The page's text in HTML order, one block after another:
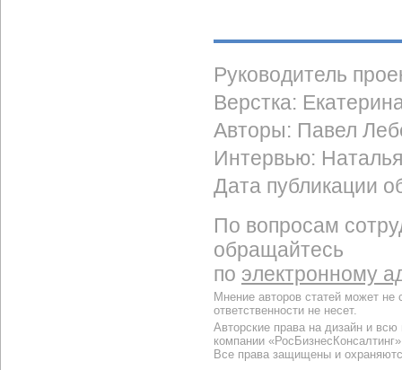
Руководитель
Верстка:
Авторы: Павел
Интервью:
Дата публикации
По вопросам
обращайтесь
по электронному
Мнение авторов статей может
ответственности не несет.
Авторские права на дизайн и
компании
Все права защищены и